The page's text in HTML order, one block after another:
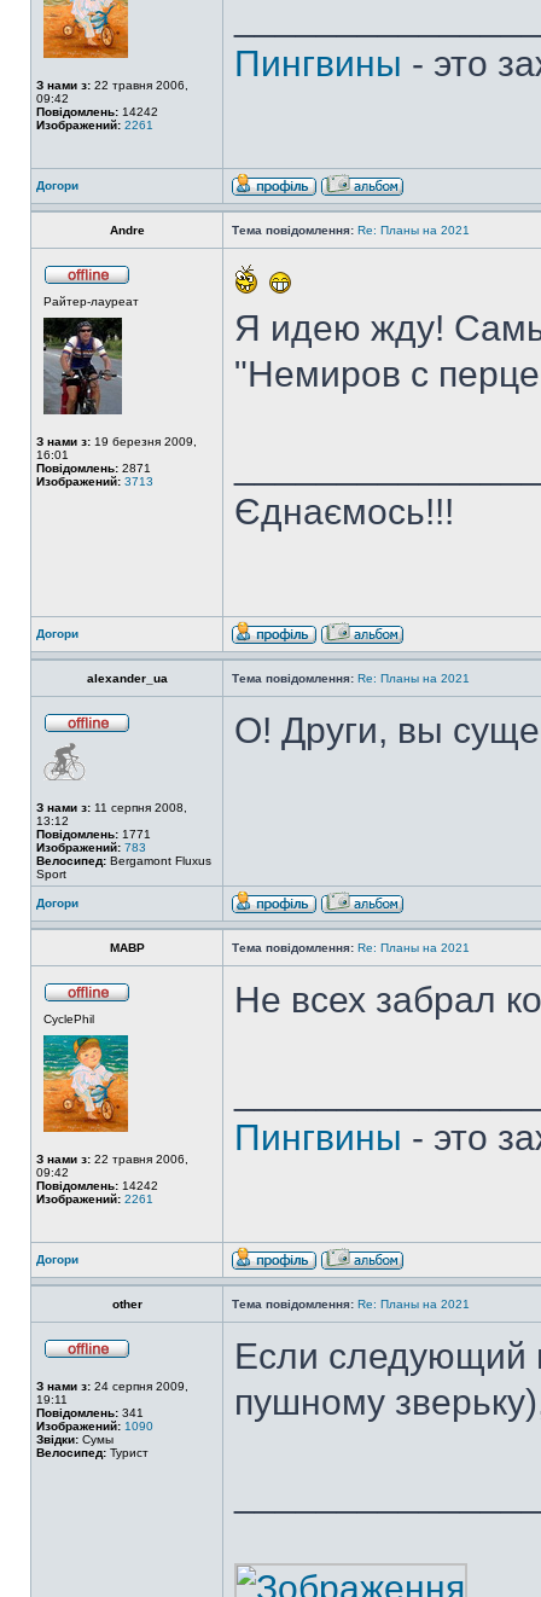
З нами з: 22 травня 2006,
09:42
Повідомлень: 14242
Изображений: 2261
Пингвины - это
Догори
Andre Тема повідомлення: Re: Планы на 2021
Райтер-лауреат
З нами з: 19 березня 2009,
16:01
Повідомлень: 2871
Изображений: 3713
Я идею жду!
"Немиров с
Єднаємось!!!
Догори
alexander_ua Тема повідомлення: Re: Планы на 2021
З нами з: 11 серпня 2008,
13:12
Повідомлень: 1771
Изображений: 783
Велосипед: Bergamont Fluxus
Sport
О! Други, вы
Догори
MABP Тема повідомлення: Re: Планы на 2021
CyclePhil
З нами з: 22 травня 2006,
09:42
Повідомлень: 14242
Изображений: 2261
Не всех забрал
Пингвины - это
Догори
other Тема повідомлення: Re: Планы на 2021
З нами з: 24 серпня 2009,
19:11
Повідомлень: 341
Изображений: 1090
Звідки: Сумы
Велосипед: Турист
Если следующий
пушному